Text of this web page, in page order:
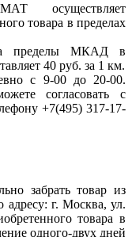
осуществляет
товара в пределах
за пределы МКАД в
40 руб. за 1 км.
с 9-00 до 20-00.
согласовать с
+7(495) 317-17-
забрать товар из
адресу: г. Москва, ул.
товара в
одного-двух дней